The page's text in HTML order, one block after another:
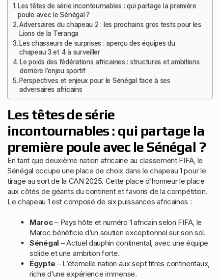
Les têtes de série incontournables : qui partage la première
poule avec le Sénégal ?
Adversaires du chapeau 2 : les prochains gros tests pour les
Lions de la Teranga
Les chasseurs de surprises : aperçu des équipes du
chapeau 3 et 4 à surveiller
Le poids des fédérations africaines : structures et ambitions
derrière l’enjeu sportif
Perspectives et enjeux pour le Sénégal face à ses
adversaires africains
Les têtes de série
incontournables : qui partage la
première poule avec le Sénégal ?
En tant que deuxième nation africaine au classement FIFA, le
Sénégal occupe une place de choix dans le chapeau 1 pour le
tirage au sort de la CAN 2025. Cette place d’honneur le place
aux côtés de géants du continent et favoris de la compétition.
Le chapeau 1 est composé de six puissances africaines :
Maroc– Pays hôte et numéro 1 africain selon FIFA, le
Maroc bénéficie d’un soutien exceptionnel sur son sol.
Sénégal– Actuel dauphin continental, avec une équipe
solide et une ambition forte.
Égypte – L’éternelle nation aux sept titres continentaux,
riche d’une expérience immense.